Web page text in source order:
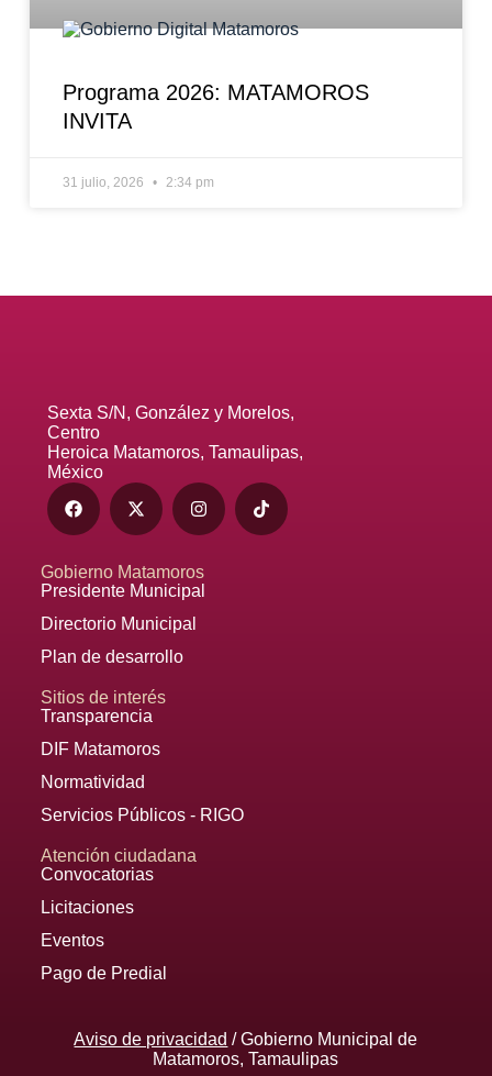
Programa 2026: MATAMOROS
INVITA
31 julio, 2026 2:34 pm
Sexta S/N, González y Morelos,
Centro
Heroica Matamoros, Tamaulipas,
México
Gobierno Matamoros
Presidente Municipal
Directorio Municipal
Plan de desarrollo
Sitios de interés
Transparencia
DIF Matamoros
Normatividad
Servicios Públicos - RIGO
Atención ciudadana
Convocatorias
Licitaciones
Eventos
Pago de Predial
Aviso de privacidad / Gobierno Municipal de
Matamoros, Tamaulipas